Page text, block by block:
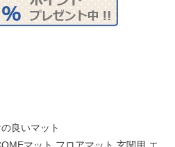
良いマット